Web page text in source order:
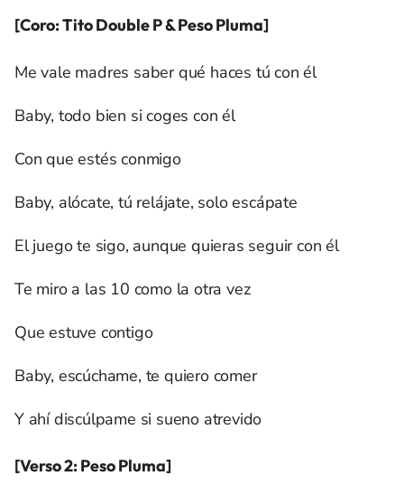
[Coro: Tito Double P & Peso Pluma]
Me vale madres saber qué haces tú con él
Baby, todo bien si coges con él
Con que estés conmigo
Baby, alócate, tú relájate, solo escápate
El juego te sigo, aunque quieras seguir con él
Te miro a las 10 como la otra vez
Que estuve contigo
Baby, escúchame, te quiero comer
Y ahí discúlpame si sueno atrevido
[Verso 2: Peso Pluma]